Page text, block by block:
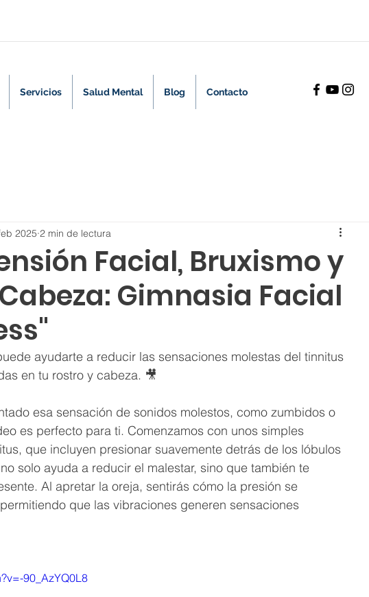
Servicios Salud Mental Blog Contacto
Facial, Bruxismo y
Gimnasia Facial
2025 2 min de lectura
ayudarte a reducir las sensaciones molestas del tinnitus
en tu rostro y cabeza. 🎥
esa sensación de sonidos molestos, como zumbidos o
es perfecto para ti. Comenzamos con unos simples
que incluyen presionar suavemente detrás de los lóbulos
solo ayuda a reducir el malestar, sino que también te
Al apretar la oreja, sentirás cómo la presión se
que las vibraciones generen sensaciones
90_AzYQ0L8